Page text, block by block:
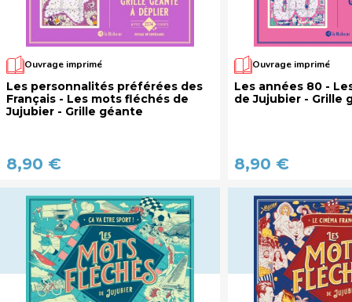
Ouvrage imprimé
Les personnalités préférées des
Français - Les mots fléchés de
Jujubier - Grille géante
8,90 €
Ouvrage imprimé
Les années 80 -
de Jujubier - Grille
8,90 €